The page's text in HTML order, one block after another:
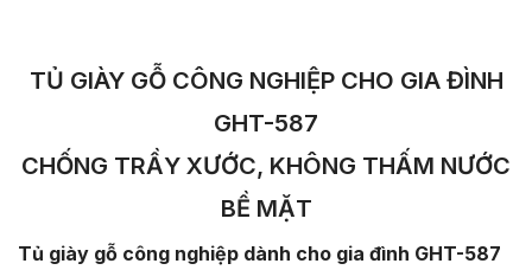
TỦ GIÀY GỖ CÔNG NGHIỆP CHO GIA ĐÌNH
GHT-587
CHỐNG TRẦY XƯỚC, KHÔNG THẤM NƯỚC
BỀ MẶT
Tủ giày gỗ công nghiệp dành cho gia đình GHT-587